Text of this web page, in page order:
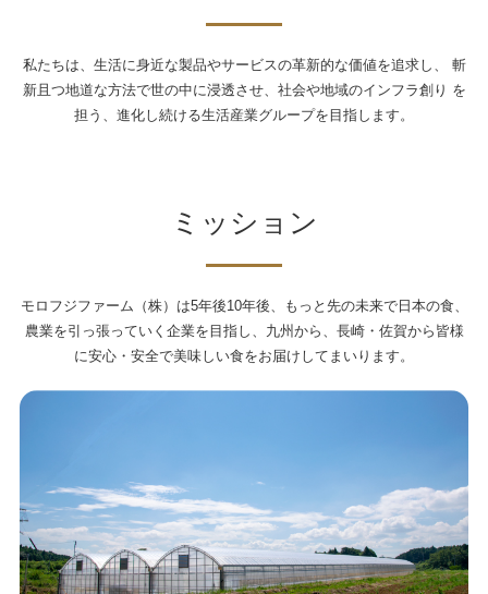
私たちは、生活に身近な製品やサービスの革新的な価値を追求し、
斬
新且つ地道な方法で世の中に浸透させ、社会や地域のインフラ創り を
担う、進化し続ける生活産業グループを目指します。
ミッション
モロフジファーム（株）は5年後10年後、もっと先の未来で日本の食、
農業を引っ張っていく企業を目指し、九州から、長崎・佐賀から皆様
に安心・安全で美味しい食をお届けしてまいります。